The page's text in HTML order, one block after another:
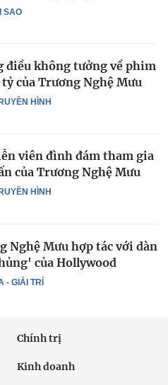
SAO
HÌNH
điều không tưởng về phim
của Trương Nghệ Mưu
HÌNH
viên đình đám tham gia
của Trương Nghệ Mưu
- GIẢI TRÍ
Nghệ Mưu hợp tác với dàn
của Hollywood
Chính trị
Kinh doanh